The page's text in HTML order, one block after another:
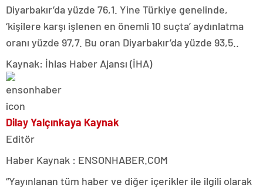
Diyarbakır’da yüzde 76,1. Yine Türkiye genelinde,
‘kişilere karşı işlenen en önemli 10 suçta’ aydınlatma
oranı yüzde 97,7. Bu oran Diyarbakır’da yüzde 93,5..
Kaynak: İhlas Haber Ajansı (İHA)
Dilay Yalçınkaya Kaynak
Editör
Haber Kaynak : ENSONHABER.COM
“Yayınlanan tüm haber ve diğer içerikler ile ilgili olarak